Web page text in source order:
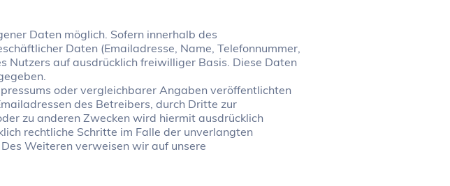
Daten möglich. Sofern innerhalb des
Daten (Emailadresse, Name, Telefonnummer,
Nutzers auf ausdrücklich freiwilliger Basis. Diese Daten
oder vergleichbarer Angaben veröffentlichten
des Betreibers, durch Dritte zur
zu anderen Zwecken wird hiermit ausdrücklich
rechtliche Schritte im Falle der unverlangten
Weiteren verweisen wir auf unsere